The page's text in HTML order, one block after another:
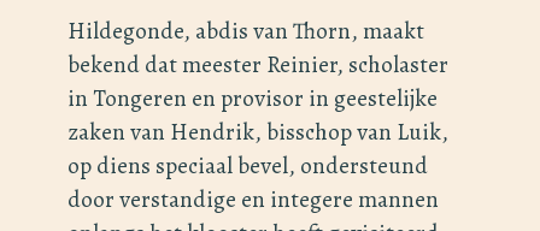
Hildegonde, abdis van Thorn, maakt
bekend dat meester Reinier, scholaster
in Tongeren en provisor in geestelijke
zaken van Hendrik, bisschop van Luik,
op diens speciaal bevel, ondersteund
door verstandige en integere mannen